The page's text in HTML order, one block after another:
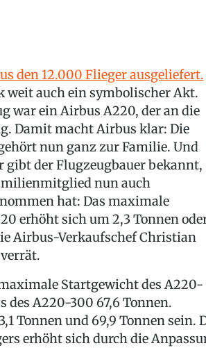
den 12.000 Flieger ausgeliefert.
weit auch ein symbolischer Akt.
war ein Airbus A220, der an die
Damit macht Airbus klar: Die
nun ganz zur Familie. Und
gibt der Flugzeugbauer bekannt,
nun auch
hat: Das maximale
erhöht sich um 2,3 Tonnen
Airbus-Verkaufschef Christian
Startgewicht des A220-
des A220-300 67,6 Tonnen.
Tonnen und 69,9 Tonnen sein.
erhöht sich durch die